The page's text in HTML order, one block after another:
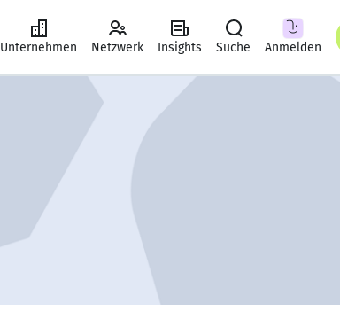
Unternehmen Netzwerk Insights Suche Anmelden